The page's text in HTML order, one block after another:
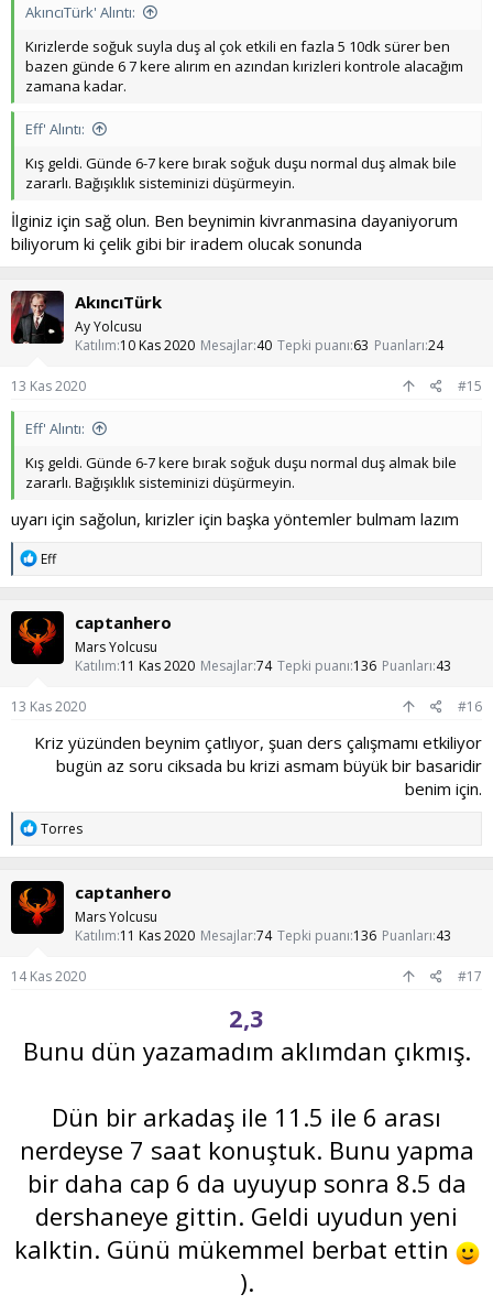
AkıncıTürk' Alıntı:
Kırizlerde soğuk suyla duş al çok etkili en fazla 5 10dk sürer ben
bazen günde 6 7 kere alırım en azından kırizleri kontrole alacağım
zamana kadar.
Eff' Alıntı:
Kış geldi. Günde 6-7 kere bırak soğuk duşu normal duş almak bile
zararlı. Bağışıklık sisteminizi düşürmeyin.
İlginiz için sağ olun. Ben beynimin kivranmasina dayaniyorum
biliyorum ki çelik gibi bir iradem olucak sonunda
AkıncıTürk
Ay Yolcusu
Katılım 10 Kas 2020 Mesajlar 40 Tepki puanı 63 Puanları 24
13 Kas 2020 #15
Eff' Alıntı:
Kış geldi. Günde 6-7 kere bırak soğuk duşu normal duş almak bile
zararlı. Bağışıklık sisteminizi düşürmeyin.
uyarı için sağolun, kırizler için başka yöntemler bulmam lazım
T
p
k
l
e
Eff
captanhero
Mars Yolcusu
Katılım 11 Kas 2020 Mesajlar74 Tepki puanı 136 Puanları 43
13 Kas 2020 #16
Kriz yüzünden beynim çatlıyor, şuan ders çalışmamı etkiliyor
bugün az soru ciksada bu krizi asmam büyük bir basaridir
benim için.​
T
p
k
l
e
Torres
captanhero
Mars Yolcusu
Katılım 11 Kas 2020 Mesajlar74 Tepki puanı 136 Puanları 43
14 Kas 2020 #17
2,3
Bunu dün yazamadım aklımdan çıkmış.
Dün bir arkadaş ile 11.5 ile 6 arası
nerdeyse 7 saat konuştuk. Bunu yapma
bir daha cap 6 da uyuyup sonra 8.5 da
dershaneye gittin. Geldi uyudun yeni
kalktin. Günü mükemmel berbat ettin
).